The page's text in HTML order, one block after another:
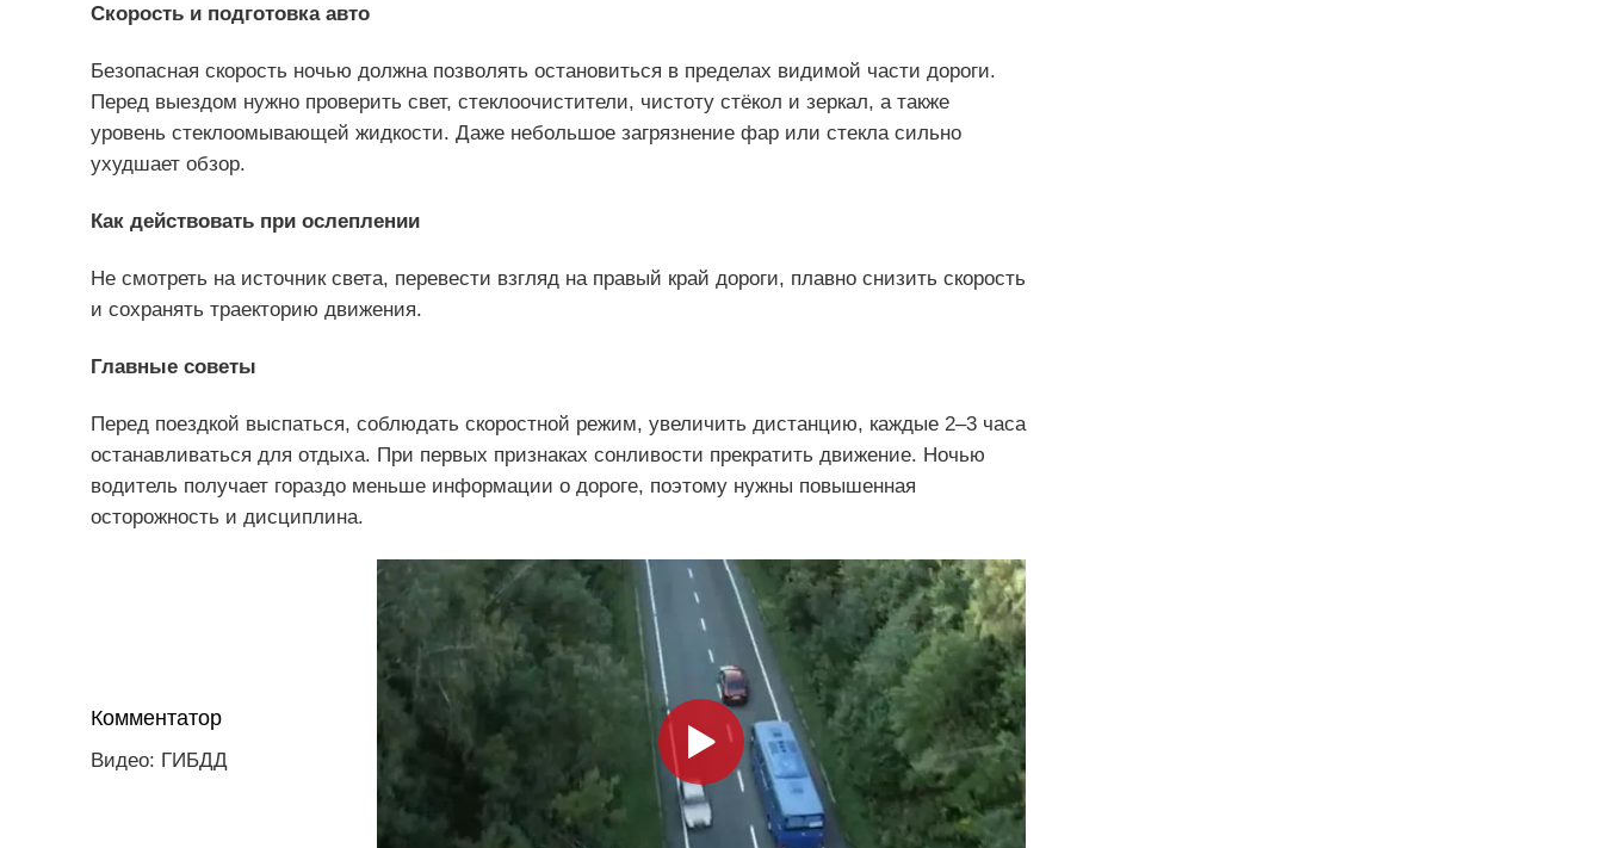
Скорость и подготовка авто
Безопасная скорость ночью должна позволять остановиться в пределах видимой части дороги.
Перед выездом нужно проверить свет, стеклоочистители, чистоту стёкол и зеркал, а также
уровень стеклоомывающей жидкости. Даже небольшое загрязнение фар или стекла сильно
ухудшает обзор.
Как действовать при ослеплении
Не смотреть на источник света, перевести взгляд на правый край дороги, плавно снизить скорость
и сохранять траекторию движения.
Главные советы
Перед поездкой выспаться, соблюдать скоростной режим, увеличить дистанцию, каждые 2–3 часа
останавливаться для отдыха. При первых признаках сонливости прекратить движение. Ночью
водитель получает гораздо меньше информации о дороге, поэтому нужны повышенная
осторожность и дисциплина.
Комментатор
Видео: ГИБДД